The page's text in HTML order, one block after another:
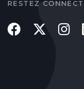
RESTEZ